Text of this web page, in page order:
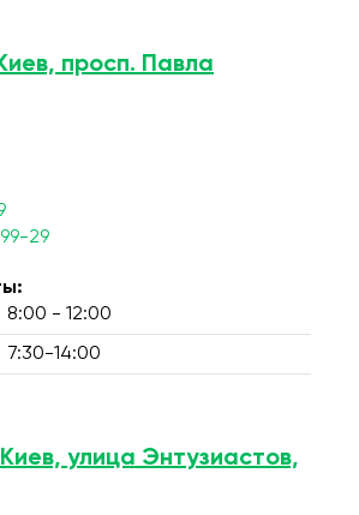
просп. Павла
29
8:00 - 12:00
7:30-14:00
улица Энтузиастов,